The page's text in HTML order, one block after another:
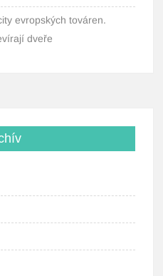
evropských továren.
dveře